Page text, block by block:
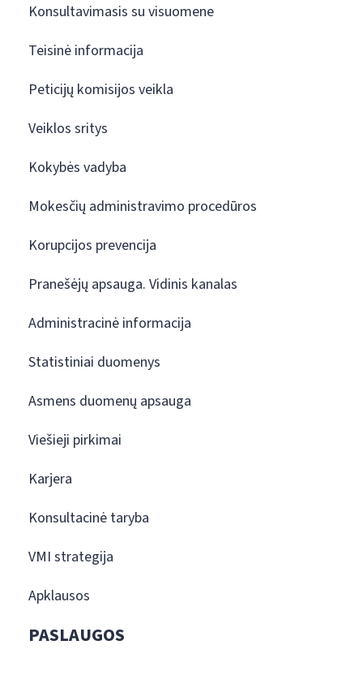
Konsultavimasis su visuomene
Teisinė informacija
Peticijų komisijos veikla
Veiklos sritys
Kokybės vadyba
Mokesčių administravimo procedūros
Korupcijos prevencija
Pranešėjų apsauga. Vidinis kanalas
Administracinė informacija
Statistiniai duomenys
Asmens duomenų apsauga
Viešieji pirkimai
Karjera
Konsultacinė taryba
VMI strategija
Apklausos
PASLAUGOS